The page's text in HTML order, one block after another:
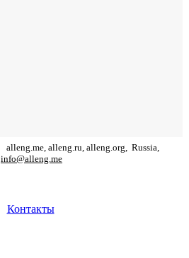
alleng.me, alleng.ru, alleng.org, Russia,
info@alleng.me
Контакты